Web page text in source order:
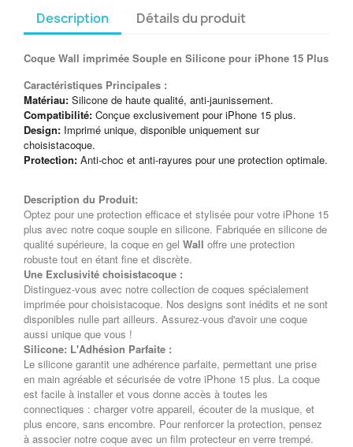
Description Détails du produit
Coque Wall imprimée Souple en Silicone pour iPhone 15 Plus
Caractéristiques Principales :
Matériau: Silicone de haute qualité, anti-jaunissement.
Compatibilité: Conçue exclusivement pour iPhone 15 plus.
Design: Imprimé unique, disponible uniquement sur
choisistacoque.
Protection: Anti-choc et anti-rayures pour une protection optimale.
Description du Produit:
Optez pour une protection efficace et stylisée pour votre iPhone 15
plus avec notre coque souple en silicone. Fabriquée en silicone de
qualité supérieure, la coque en gel Wall offre une protection
robuste tout en étant fine et discrète.
Une Exclusivité choisistacoque :
Distinguez-vous avec notre collection de coques spécialement
imprimée pour choisistacoque. Nos designs sont inédits et ne sont
disponibles nulle part ailleurs. Assurez-vous d'avoir une coque
aussi unique que vous !
Silicone: L'Adhésion Parfaite :
Le silicone garantit une adhérence parfaite, permettant une prise
en main agréable et sécurisée de votre iPhone 15 plus. La coque
est facile à installer et vous donne accès à toutes les
connectiques : charger votre appareil, écouter de la musique, et
plus encore, sans encombre. Pour renforcer la protection, pensez
à associer notre coque avec un film protecteur en verre trempé.